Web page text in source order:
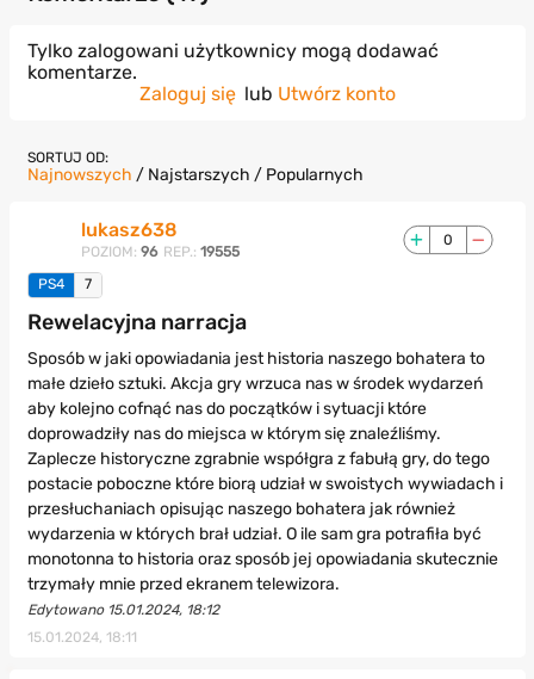
Tylko zalogowani użytkownicy mogą dodawać
komentarze.
Zaloguj się lub Utwórz konto
SORTUJ OD:
Najnowszych / Najstarszych / Popularnych
lukasz638
POZIOM: 96 REP.: 19555
0
PS4 7
Rewelacyjna narracja
Sposób w jaki opowiadania jest historia naszego bohatera to
małe dzieło sztuki. Akcja gry wrzuca nas w środek wydarzeń
aby kolejno cofnąć nas do początków i sytuacji które
doprowadziły nas do miejsca w którym się znaleźliśmy.
Zaplecze historyczne zgrabnie współgra z fabułą gry, do tego
postacie poboczne które biorą udział w swoistych wywiadach i
przesłuchaniach opisując naszego bohatera jak również
wydarzenia w których brał udział. O ile sam gra potrafiła być
monotonna to historia oraz sposób jej opowiadania skutecznie
trzymały mnie przed ekranem telewizora.
Edytowano 15.01.2024, 18:12
15.01.2024, 18:11